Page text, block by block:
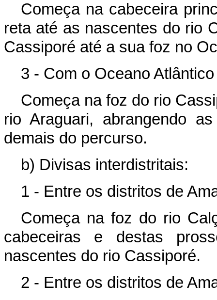
Começa na cabeceira
reta até as nascentes do rio
Cassiporé até a sua foz no
3 - Com o Oceano Atlântico
Começa na foz do rio
rio Araguari, abrangendo
demais do percurso.
b) Divisas interdistritais:
1 - Entre os distritos de
Começa na foz do rio
cabeceiras e destas
nascentes do rio Cassiporé.
2 - Entre os distritos de